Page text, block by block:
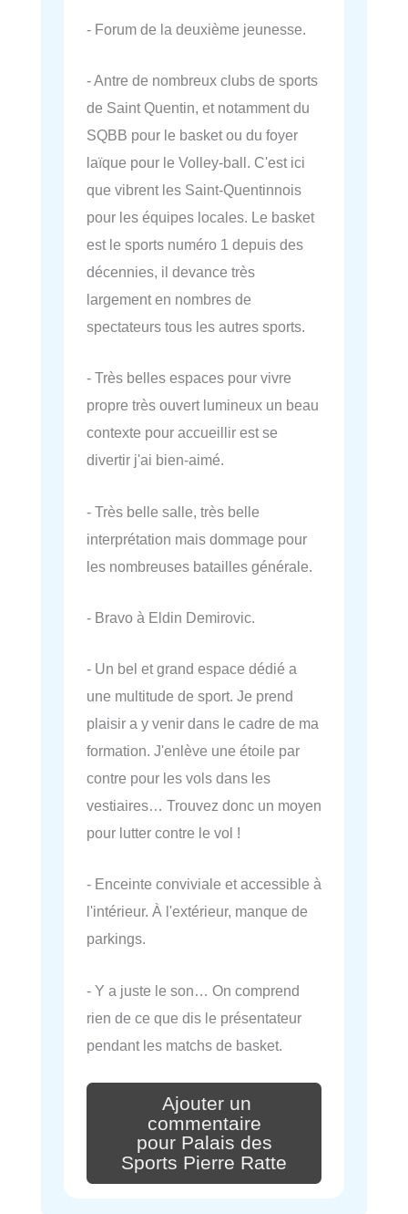
- Forum de la deuxième jeunesse.
- Antre de nombreux clubs de sports
de Saint Quentin, et notamment du
SQBB pour le basket ou du foyer
laïque pour le Volley-ball. C'est ici
que vibrent les Saint-Quentinnois
pour les équipes locales. Le basket
est le sports numéro 1 depuis des
décennies, il devance très
largement en nombres de
spectateurs tous les autres sports.
- Très belles espaces pour vivre
propre très ouvert lumineux un beau
contexte pour accueillir est se
divertir j'ai bien-aimé.
- Très belle salle, très belle
interprétation mais dommage pour
les nombreuses batailles générale.
- Bravo à Eldin Demirovic.
- Un bel et grand espace dédié a
une multitude de sport. Je prend
plaisir a y venir dans le cadre de ma
formation. J'enlève une étoile par
contre pour les vols dans les
vestiaires… Trouvez donc un moyen
pour lutter contre le vol !
- Enceinte conviviale et accessible à
l'intérieur. À l'extérieur, manque de
parkings.
- Y a juste le son… On comprend
rien de ce que dis le présentateur
pendant les matchs de basket.
Ajouter un
commentaire
pour Palais des
Sports Pierre Ratte